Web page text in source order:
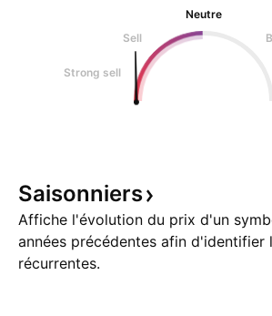
Neutre
Sell
Strong sell
Saisonniers
Affiche l'évolution du prix d'un
années précédentes afin d'identifier
récurrentes.